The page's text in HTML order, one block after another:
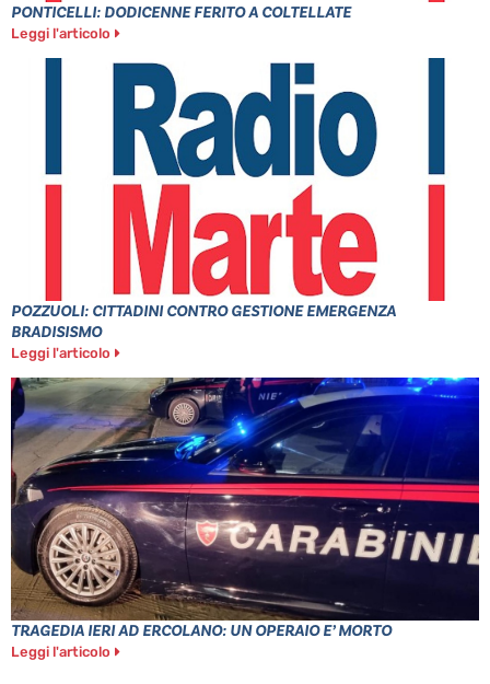
PONTICELLI: DODICENNE FERITO A COLTELLATE
Leggi l'articolo
POZZUOLI: CITTADINI CONTRO GESTIONE EMERGENZA
BRADISISMO
Leggi l'articolo
TRAGEDIA IERI AD ERCOLANO: UN OPERAIO E’ MORTO
Leggi l'articolo